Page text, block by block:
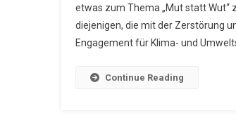
etwas zum Thema „Mut statt Wut“
diejenigen, die mit der Zerstörung
Engagement für Klima- und
Continue Reading